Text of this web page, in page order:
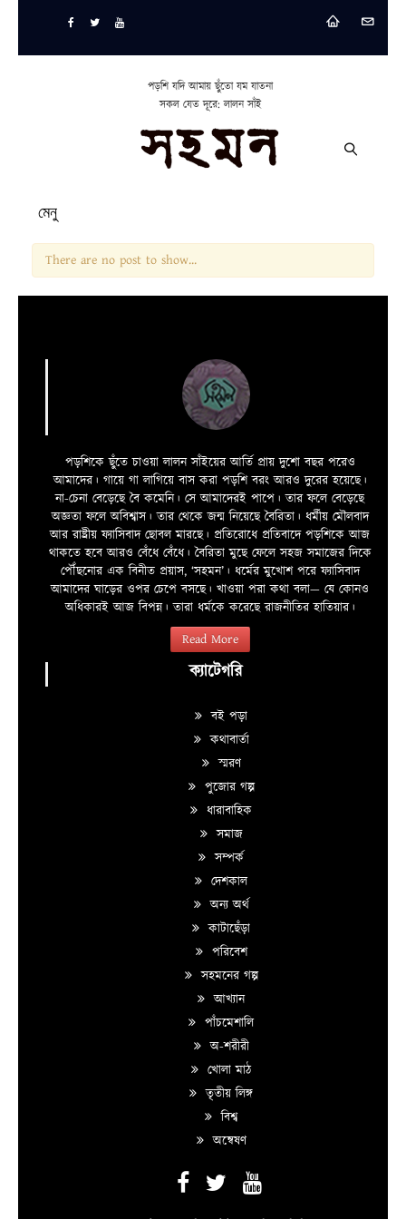
পড়শি যদি আমায় ছুঁতো যম যাতনা
সকল যেত দূরে: লালন সাঁই
মেনু
There are no post to show...
পড়শিকে ছুঁতে চাওয়া লালন সাঁইয়ের আর্তি প্রায় দুশো বছর পরেও
আমাদের। গায়ে গা লাগিয়ে বাস করা পড়শি বরং আরও দুরের হয়েছে।
না-চেনা বেড়েছে বৈ কমেনি। সে আমাদেরই পাপে। তার ফলে বেড়েছে
অজ্ঞতা ফলে অবিশ্বাস। তার থেকে জন্ম নিয়েছে বৈরিতা। ধর্মীয় মৌলবাদ
আর রাষ্ট্রীয় ফ্যাসিবাদ ছোবল মারছে। প্রতিরোধে প্রতিবাদে পড়শিকে আজ
থাকতে হবে আরও বেঁধে বেঁধে। বৈরিতা মুছে ফেলে সহজ সমাজের দিকে
পৌঁছনোর এক বিনীত প্রয়াস, ‘সহমন’। ধর্মের মুখোশ পরে ফ্যাসিবাদ
আমাদের ঘাড়ের ওপর চেপে বসছে। খাওয়া পরা কথা বলা—­­ যে কোনও
অধিকারই আজ বিপন্ন। তারা ধর্মকে করেছে রাজনীতির হাতিয়ার।
Read More
ক্যাটেগরি
বই পড়া
কথাবার্তা
স্মরণ
পুজোর গল্প
ধারাবাহিক
সমাজ
সম্পর্ক
দেশকাল
অন্য অর্থ
কাটাছেঁড়া
পরিবেশ
সহমনের গল্প
আখ্যান
পাঁচমেশালি
অ-শরীরী
খোলা মাঠ
তৃতীয় লিঙ্গ
বিশ্ব
অন্বেষণ